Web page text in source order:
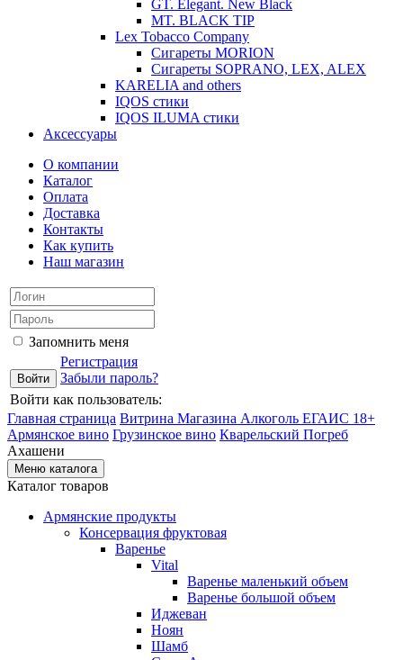
GT. Elegant. New Black
MT. BLACK TIP
Lex Tobacco Company
Сигареты MORION
Сигареты SOPRANO, LEX, ALEX
KARELIA and others
IQOS стики
IQOS ILUMA стики
Аксессуары
О компании
Каталог
Оплата
Доставка
Контакты
Как купить
Наш магазин
Запомнить меня
Регистрация
Забыли пароль?
Войти как пользователь:
Главная страница Витрина Магазина Алкоголь ЕГАИС 18+
Армянское вино Грузинское вино Кварельский Погреб
Ахашени
Меню каталога
Каталог товаров
Армянские продукты
Консервация фруктовая
Варенье
Vital
Варенье маленький объем
Варенье большой объем
Иджеван
Ноян
Шамб